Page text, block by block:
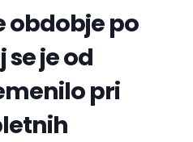
obdobje po
se je od
pri